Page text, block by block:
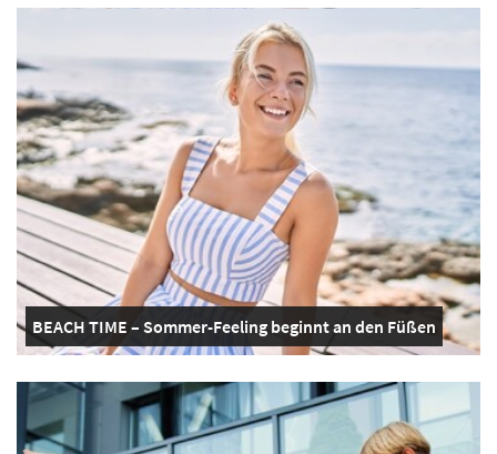
BEACH TIME – Sommer-Feeling beginnt an den Füßen